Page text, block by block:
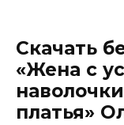
Скачать
«Жена с
платья»